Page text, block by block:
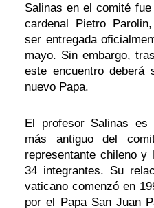
Salinas en el comité
cardenal Pietro
ser entregada
mayo. Sin embargo,
este encuentro deberá
nuevo Papa.
El profesor Salinas es
más antiguo del
representante chileno y
34 integrantes. Su
vaticano comenzó en
por el Papa San Juan